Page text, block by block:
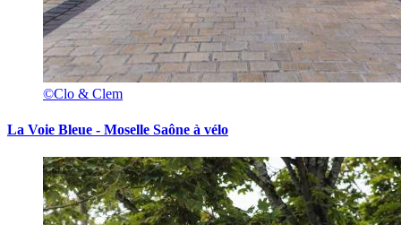
©Clo & Clem
La Voie Bleue - Moselle Saône à vélo